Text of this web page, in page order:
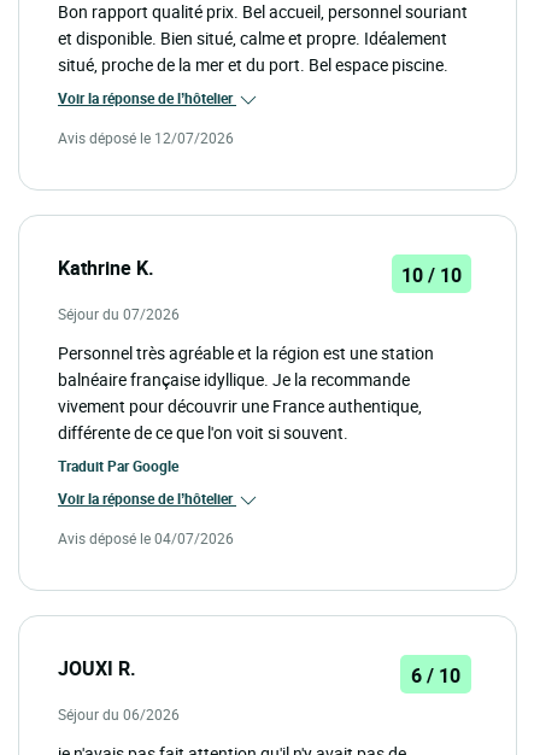
Bon rapport qualité prix. Bel accueil, personnel souriant
et disponible. Bien situé, calme et propre. Idéalement
situé, proche de la mer et du port. Bel espace piscine.
Voir la réponse de l’hôtelier
Avis déposé le 12/07/2026
Kathrine K. 10 / 10
Séjour du 07/2026
Personnel très agréable et la région est une station
balnéaire française idyllique. Je la recommande
vivement pour découvrir une France authentique,
différente de ce que l'on voit si souvent.
Traduit ParGoogle
Voir la réponse de l’hôtelier
Avis déposé le 04/07/2026
JOUXI R. 6 / 10
Séjour du 06/2026